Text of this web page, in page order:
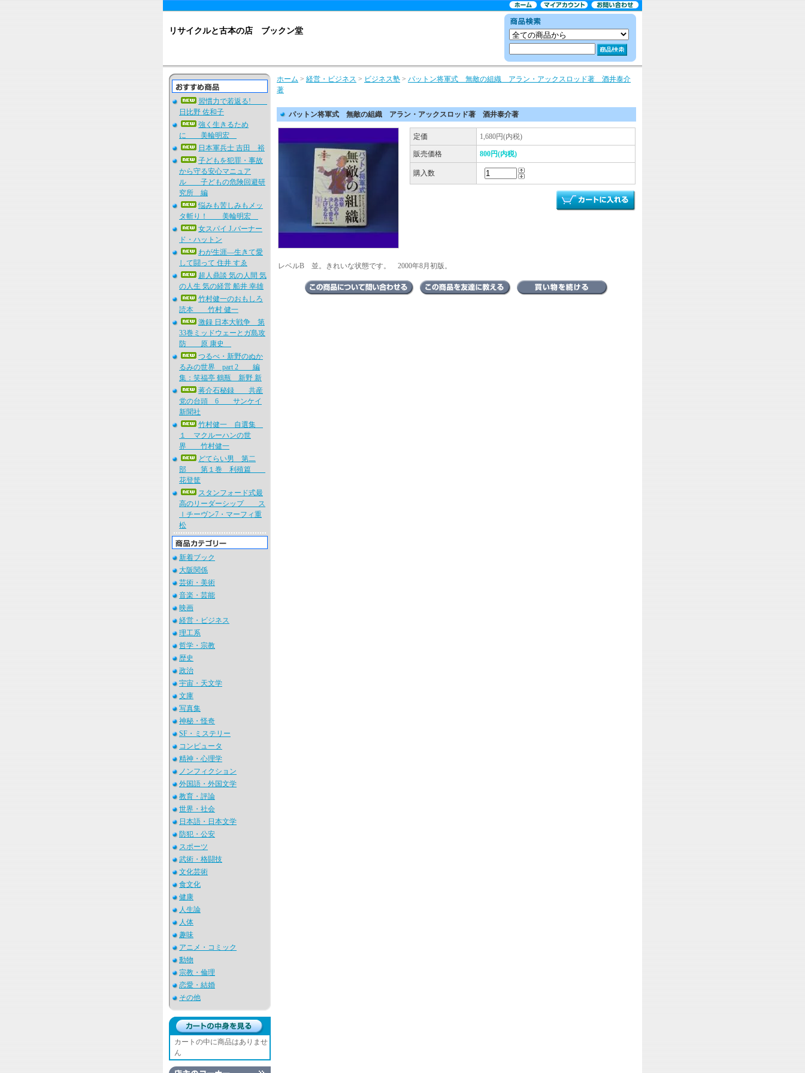
リサイクルと古本の店 ブックン堂
習慣力で若返る!
日比野 佐和子
強く生きるため
に 美輪明宏
日本軍兵士 吉田 裕
子どもを犯罪・事故
から守る安心マニュア
ル 子どもの危険回避研
究所 編
悩みも苦しみもメッ
タ斬り！ 美輪明宏
女スパイ J.バーナー
ド・ハットン
わが生涯―生きて愛
して闘って 住井 すゑ
超人鼎談 気の人間 気
の人生 気の経営 船井 幸雄
竹村健一のおもしろ
読本 竹村 健一
激録 日本大戦争 第
33巻ミッドウェーとガ島攻
防 原 康史
つるべ・新野のぬか
るみの世界 part 2 編
集：笑福亭 鶴瓶 新野 新
蒋介石秘録 共産
党の台頭 6 サンケイ
新聞社
竹村健一 自選集
１ マクルーハンの世
界 竹村健一
どてらい男 第二
部 第１巻 利殖篇
花登筐
スタンフォード式最
高のリーダーシップ ス
ｌチーヴン7・マーフィ重
松
新着ブック
大阪関係
芸術・美術
音楽・芸能
映画
経営・ビジネス
理工系
哲学・宗教
歴史
政治
宇宙・天文学
文庫
写真集
神秘・怪奇
SF・ミステリー
コンピュータ
精神・心理学
ノンフィクション
外国語・外国文学
教育・評論
世界・社会
日本語・日本文学
防犯・公安
スポーツ
武術・格闘技
文化芸術
食文化
健康
人生論
人体
趣味
アニメ・コミック
動物
宗教・倫理
恋愛・結婚
その他
カートの中に商品はありませ
ん
ホーム > 経営・ビジネス > ビジネス塾 > パットン将軍式 無敵の組織 アラン・アックスロッド著 酒井泰介
著
パットン将軍式 無敵の組織 アラン・アックスロッド著 酒井泰介著
定価 1,680円(内税)
販売価格 800円(内税)
購入数
レベルB 並。きれいな状態です。 2000年8月初版。